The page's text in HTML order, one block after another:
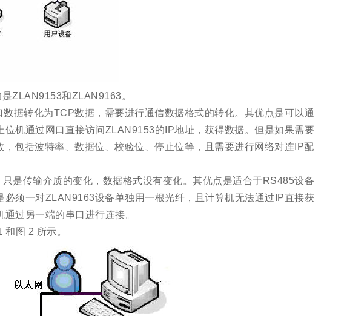
ZLAN9153和ZLAN9163。
据转化为TCP数据，需要进行通信数据格式的转化。其优点是可以通
机通过网口直接访问ZLAN9153的IP地址，获得数据。但是如果需要
包括波特率、数据位、校验位、停止位等，且需要进行网络对连IP配
是传输介质的变化，数据格式没有变化。其优点是适合于RS485设备
须一对ZLAN9163设备单独用一根光纤，且计算机无法通过IP直接获
过另一端的串口进行连接。
图 2 所示。